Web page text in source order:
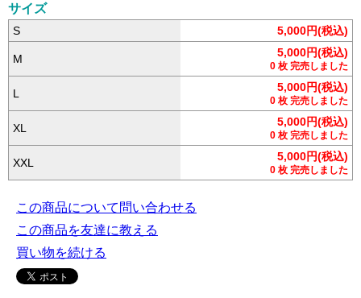
サイズ
S 5,000円(税込)
M 5,000円(税込)
0 枚 完売しました
L 5,000円(税込)
0 枚 完売しました
XL 5,000円(税込)
0 枚 完売しました
XXL 5,000円(税込)
0 枚 完売しました
この商品について問い合わせる
この商品を友達に教える
買い物を続ける